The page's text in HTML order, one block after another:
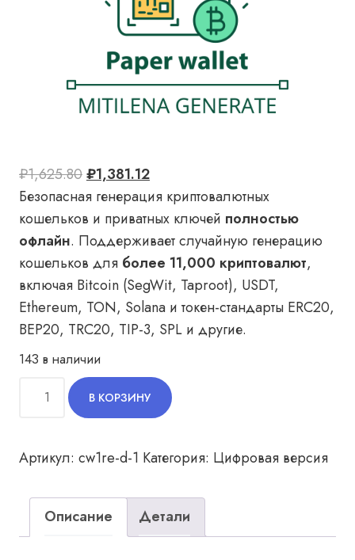
₽1,625.80Первоначальная
цена
составляла
₽1,625.80.
₽1,381.12Текущая
цена:
₽1,381.12.
Безопасная генерация криптовалютных
кошельков и приватных ключей полностью
офлайн. Поддерживает случайную генерацию
кошельков для более 11,000 криптовалют,
включая Bitcoin (SegWit, Taproot), USDT,
Ethereum, TON, Solana и токен-стандарты ERC20,
BEP20, TRC20, TIP-3, SPL и другие.
143 в наличии
Количество
товара
Приложение
оффлайн
адресов
приватных
В КОРЗИНУ
Артикул: cw1re-d-1 Категория: Цифровая версия
Описание Детали